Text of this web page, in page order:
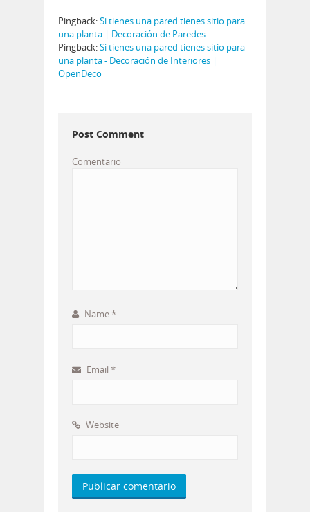
Pingback:Si tienes una pared tienes sitio para
una planta | Decoración de Paredes
Pingback:Si tienes una pared tienes sitio para
una planta - Decoración de Interiores |
OpenDeco
Post Comment
Comentario
Name*
Email *
Website